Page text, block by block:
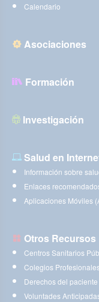
Calendario
Asociaciones
Formación
Investigación
Salud en
Información sobre
Enlaces
Aplicaciones Móviles
Otros Recursos
Centros Sanitarios
Colegios
Derechos del paciente
Voluntades